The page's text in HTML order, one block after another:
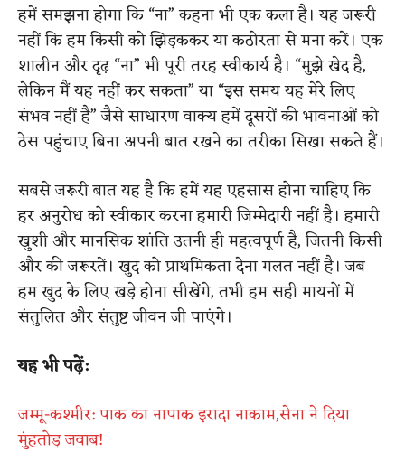
हमें समझना होगा कि “ना” कहना भी एक कला है। यह जरूरी
नहीं कि हम किसी को झिड़ककर या कठोरता से मना करें। एक
शालीन और दृढ़ “ना” भी पूरी तरह स्वीकार्य है। “मुझे खेद है,
लेकिन मैं यह नहीं कर सकता” या “इस समय यह मेरे लिए
संभव नहीं है” जैसे साधारण वाक्य हमें दूसरों की भावनाओं को
ठेस पहुंचाए बिना अपनी बात रखने का तरीका सिखा सकते हैं।
सबसे जरूरी बात यह है कि हमें यह एहसास होना चाहिए कि
हर अनुरोध को स्वीकार करना हमारी जिम्मेदारी नहीं है। हमारी
खुशी और मानसिक शांति उतनी ही महत्वपूर्ण है, जितनी किसी
और की जरूरतें। खुद को प्राथमिकता देना गलत नहीं है। जब
हम खुद के लिए खड़े होना सीखेंगे, तभी हम सही मायनों में
संतुलित और संतुष्ट जीवन जी पाएंगे।
यह भी पढ़ें:
जम्मू-कश्मीर​: पाक​ का नापाक इरादा नाकाम,​सेना​ ने दिया
मुंहतोड़ जवाब​!